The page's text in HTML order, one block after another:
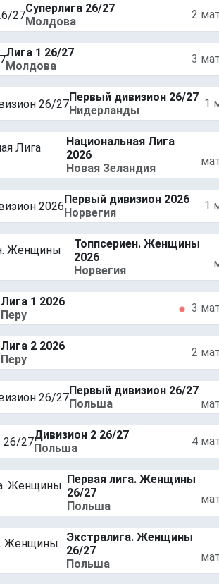
Суперлига 26/27
Молдова
2
Лига 1 26/27
Молдова
3
Первый дивизион 26/27
Нидерланды
1
Национальная Лига
2026
Новая Зеландия
Первый дивизион 2026
Норвегия
1
Топпсериен. Женщины
2026
Норвегия
Лига 1 2026
Перу
3
Лига 2 2026
Перу
2
Первый дивизион 26/27
Польша
Дивизион 2 26/27
Польша
4
Первая лига. Женщины
26/27
Польша
Экстралига. Женщины
26/27
Польша